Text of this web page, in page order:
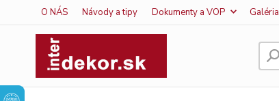
O NÁS Návody a tipy Dokumenty a VOP Galéria